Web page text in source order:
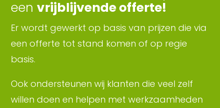
eenvrijblijvende offerte!
Er wordt gewerkt op basis van prijzen die via
een offerte tot stand komen of op regie
basis.
Ook ondersteunen wij klanten die veel zelf
willen doen en helpen met werkzaamheden